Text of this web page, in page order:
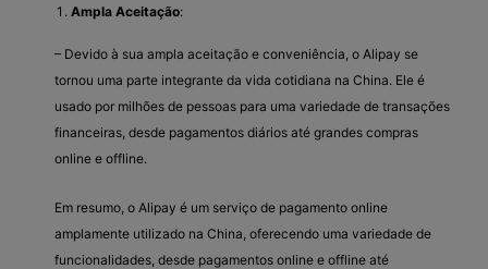
Ampla Aceitação:
– Devido à sua ampla aceitação e conveniência, o Alipay se
tornou uma parte integrante da vida cotidiana na China. Ele é
usado por milhões de pessoas para uma variedade de transações
financeiras, desde pagamentos diários até grandes compras
online e offline.
Em resumo, o Alipay é um serviço de pagamento online
amplamente utilizado na China, oferecendo uma variedade de
funcionalidades, desde pagamentos online e offline até